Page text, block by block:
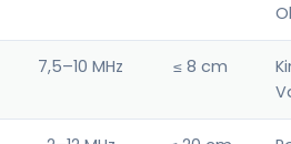
7,5–10 MHz ≤ 8 cm